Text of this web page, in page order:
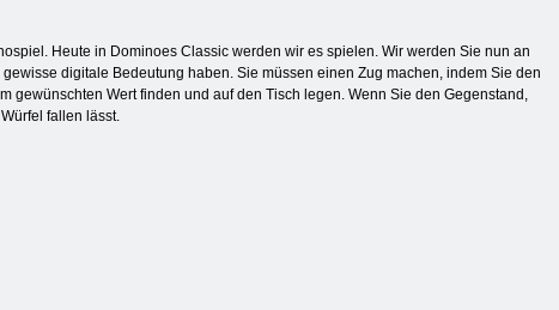
Heute in Dominoes Classic werden wir es spielen. Wir werden Sie nun an
digitale Bedeutung haben. Sie müssen einen Zug machen, indem Sie den
gewünschten Wert finden und auf den Tisch legen. Wenn Sie den Gegenstand,
fallen lässt.